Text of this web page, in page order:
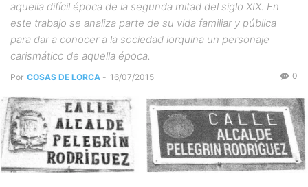
aquella difícil época de la segunda mitad del siglo XIX. En
este trabajo se analiza parte de su vida familiar y pública
para dar a conocer a la sociedad lorquina un personaje
carismático de aquella época.
Por COSAS DE LORCA - 16/07/2015 0